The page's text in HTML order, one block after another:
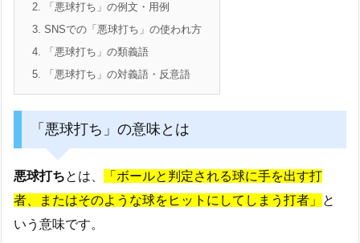
2. 「悪球打ち」の例文・用例
3. SNSでの「悪球打ち」の使われ方
4. 「悪球打ち」の類義語
5. 「悪球打ち」の対義語・反意語
「悪球打ち」の意味とは
悪球打ちとは、
「ボールと判定される球に手を出す打
者、またはそのような球をヒットにしてしまう打者」
と
いう意味です。